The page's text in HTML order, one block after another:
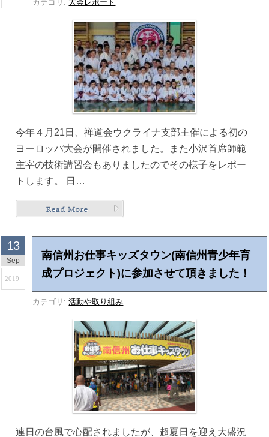
カテゴリ: 大会レポート
今年４月21日、禅道会ウクライナ支部主催による初の
ヨーロッパ大会が開催されました。また小沢首席師範
主宰の技術講習会もありましたのでその様子をレポー
トします。 日…
南信州お仕事キッズタウン(南信州青少年育
成プロジェクト)に参加させて頂きました！
13
Sep
2019
カテゴリ:活動や取り組み
連日の台風で心配されましたが、超夏日を迎え大盛況